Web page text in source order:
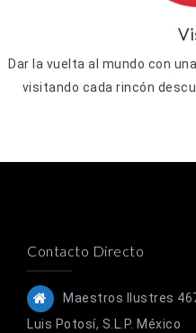
Dar la vuelta al mundo con
visitando cada rincón
Contacto Directo
Maestros Ilustres
Luis Potosí, S.L.P. México